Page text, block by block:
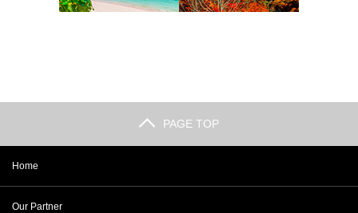
PAGE TOP
Home
Our Partner